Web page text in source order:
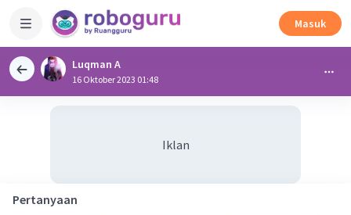
Masuk
Luqman A
16 Oktober 2023 01:48
Iklan
Pertanyaan